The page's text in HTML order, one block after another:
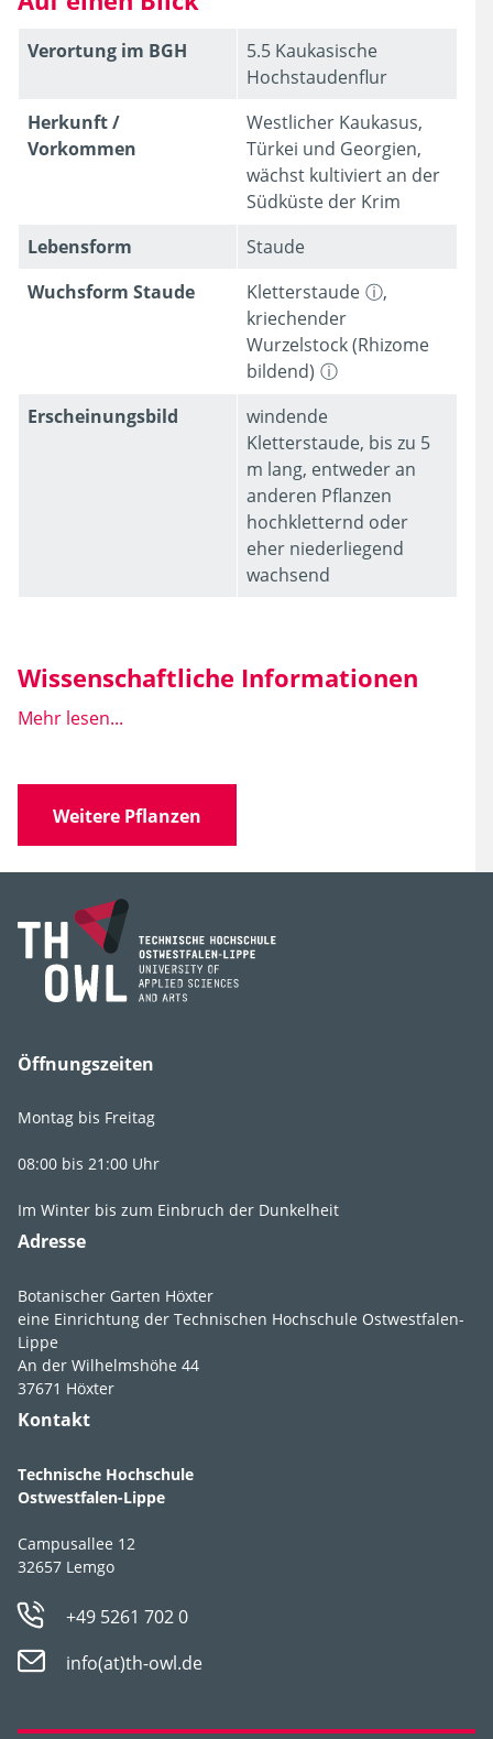
Verortung im BGH
5.5 Kaukasische
Hochstaudenflur
Herkunft /
Vorkommen
Westlicher Kaukasus,
Türkei und Georgien,
wächst kultiviert an der
Südküste der Krim
Lebens­form
Staude
Wuchsform Staude
Kletterstaude
,
kriechender
Wurzelstock (Rhizome
bildend)
Erschei­nungsbild
windende
Kletterstaude, bis zu 5
m lang, entweder an
anderen Pflanzen
hochkletternd oder
eher niederliegend
wachsend
Wissenschaftliche Informationen
Mehr lesen...
Name
Familie
Gattung
Dioscorea
Art, Unterart,
Varietät, Form
Synonyme
Verwen­dungs­empfeh­
lung
Foto Blätter
Weitere Pflanzen
Öffnungszeiten
Montag bis Freitag
08:00 bis 21:00 Uhr
Im Winter bis zum Einbruch der Dunkelheit
Adresse
Botanischer Garten Höxter
eine Einrichtung der Technischen Hochschule Ostwestfalen-
Lippe
An der Wilhelmshöhe 44
37671 Höxter
Kontakt
Technische Hochschule
Ostwestfalen-Lippe
Campusallee 12
32657 Lemgo
+49 5261 702 0
info(at)th-owl.de